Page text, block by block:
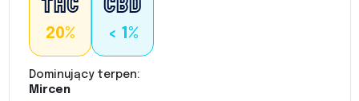
20% < 1%
Dominujący terpen:
Mircen